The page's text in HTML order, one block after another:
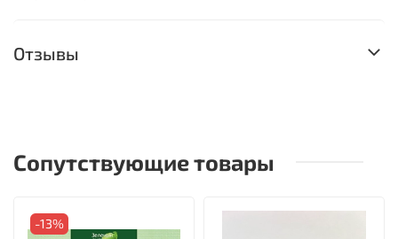
Отзывы
Сопутствующие товары
-13%